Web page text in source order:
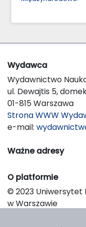
Wydawca
Wydawnictwo
ul. Dewajtis 5,
01-815 Warszawa
Strona WWW
e-mail:
Ważne adresy
O platformie
© 2023 Uniwersytet
w Warszawie